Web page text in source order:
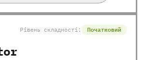
Рівень складності: Початковий